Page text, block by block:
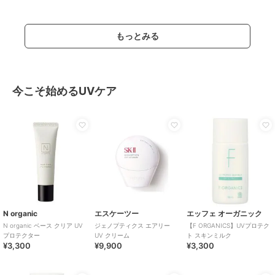
もっとみる
今こそ始めるUVケア
N organic
N organic ベース クリア UV
プロテクター
¥3,300
エスケーツー
ジェノプティクス エアリー
UV クリーム
¥9,900
エッフェ オーガニック
【F ORGANICS】UVプロテク
ト スキンミルク
¥3,300